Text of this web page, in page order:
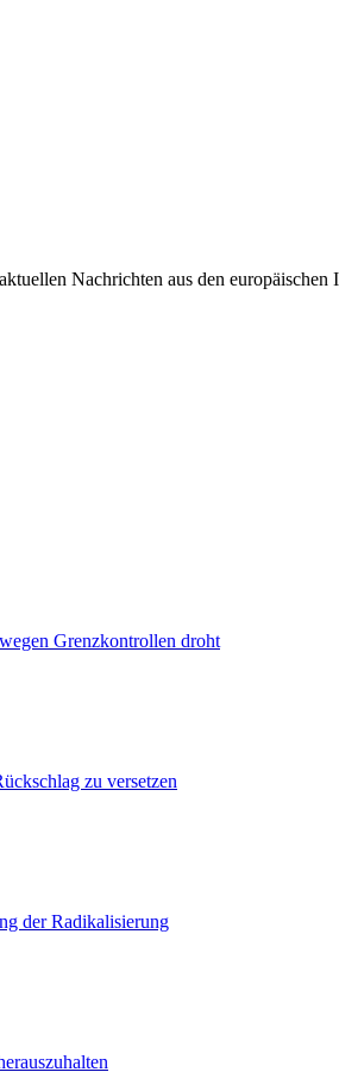
Nachrichten aus den
Grenzkontrollen droht
zu versetzen
der Radikalisierung